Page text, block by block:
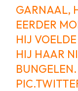
GARNAAL,
EERDER
HIJ
HIJ HAAR
BUNGELEN.